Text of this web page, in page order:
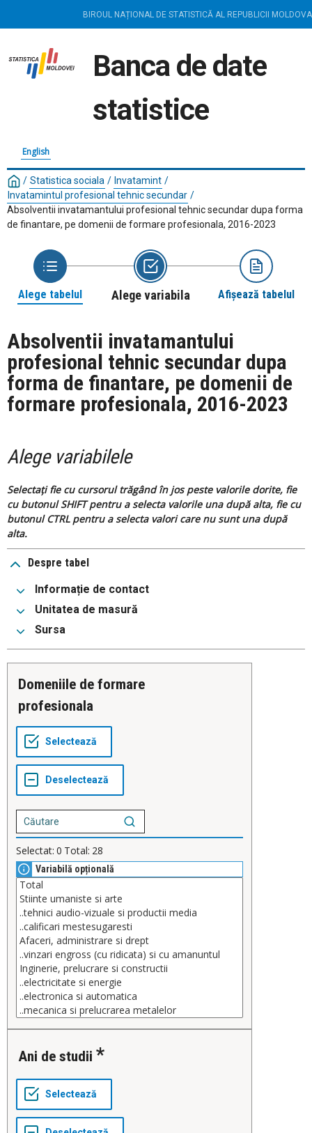
BIROUL NAȚIONAL DE STATISTICĂ AL REPUBLICII MOLDOVA
Banca de date
statistice
English
/ Statistica sociala / Invatamint /
Invatamintul profesional tehnic secundar /
Absolventii invatamantului profesional tehnic secundar dupa forma
de finantare, pe domenii de formare profesionala, 2016-2023
Alege tabelul Alege variabila Afișează tabelul
Absolventii invatamantului
profesional tehnic secundar dupa
forma de finantare, pe domenii de
formare profesionala, 2016-2023
Alege variabilele
Selectați fie cu cursorul trăgând în jos peste valorile dorite, fie
cu butonul SHIFT pentru a selecta valorile una după alta, fie cu
butonul CTRL pentru a selecta valori care nu sunt una după
alta.
Despre tabel
Informație de contact
Unitatea de masură
Sursa
Domeniile de formare
profesionala
Selectat: 0 Total: 28
Variabilă opțională
Ani de studii